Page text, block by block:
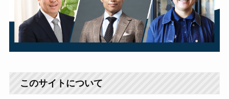
このサイトについて